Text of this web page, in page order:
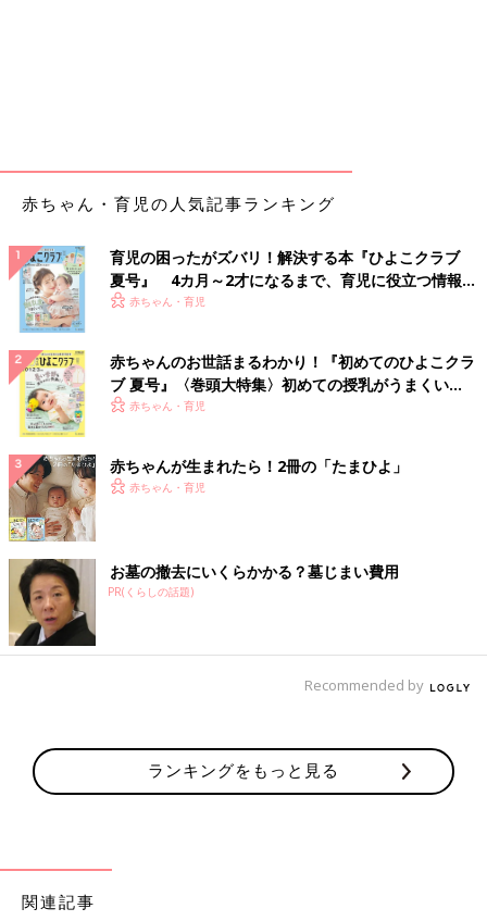
赤ちゃん・育児の人気記事ランキング
育児の困ったがズバリ！解決する本『ひよこクラブ
夏号』 4カ月～2才になるまで、育児に役立つ情報が
いっぱい！
赤ちゃん・育児
赤ちゃんのお世話まるわかり！『初めてのひよこクラ
ブ 夏号』〈巻頭大特集〉初めての授乳がうまくい
く！ おっぱい・ミルクの基本と夏のトラブル 解決テ
赤ちゃん・育児
赤ちゃんが生まれたら！2冊の「たまひよ」
赤ちゃん・育児
お墓の撤去にいくらかかる？墓じまい費用
PR(くらしの話題)
Recommended by
ランキングをもっと見る
関連記事